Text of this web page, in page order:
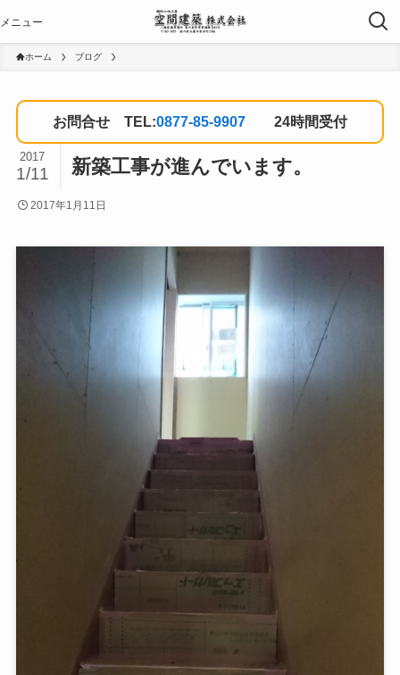
ホーム ブログ
お問合せ TEL:0877-85-9907 24時間受付
新築工事が進んでいます。
2017
1/11
2017年1月11日